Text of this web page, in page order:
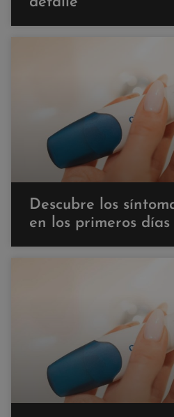
Descubre los
en los primeros días